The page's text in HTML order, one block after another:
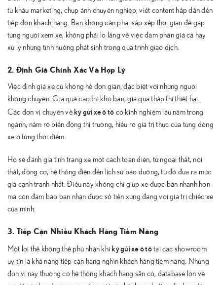
từ khâu marketing, chụp ảnh chuyên nghiệp, viết content hấp dẫn đến
tiếp đón khách hàng. Bạn không cần phải sắp xếp thời gian để gặp
từng người xem xe, không phải lo lắng về việc đàm phán giá cả hay
xử lý những tình huống phát sinh trong quá trình giao dịch.
2. Định Giá Chính Xác Và Hợp Lý
Việc định giá xe cũ không hề đơn giản, đặc biệt với những người
không chuyên. Giá quá cao thì khó bán, giá quá thấp thì thiệt hại.
Các đơn vị chuyên về ký gửi xe ô tô có kinh nghiệm lâu năm trong
ngành, nắm rõ biến động thị trường, hiểu rõ giá trị thực của từng dòng
xe ở từng thời điểm.
Họ sẽ đánh giá tình trạng xe một cách toàn diện, từ ngoại thất, nội
thất, động cơ, hệ thống điện đến lịch sử bảo dưỡng, từ đó đưa ra mức
giá cạnh tranh nhất. Điều này không chỉ giúp xe được bán nhanh hơn
mà còn đảm bảo bạn nhận được số tiền xứng đáng với giá trị chiếc xe
của mình.
3. Tiếp Cận Nhiều Khách Hàng Tiềm Năng
Một lợi thế không thể phủ nhận khi ký gửi xe ô tôtại các showroom
uy tín là khả năng tiếp cận hàng nghìn khách hàng tiềm năng. Những
đơn vị này thường có hệ thống khách hàng sẵn có, database lớn về